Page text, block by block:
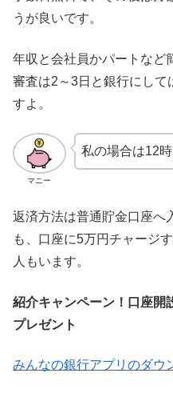
うが良いです。
年収と会社員かパートなど
審査は2～3日と銀行にして
すよ。
マニー
私の場合は12
返済方法は普通貯金口座へ
も、口座に5万円チャージ
人もいます。
紹介キャンペーン！口座開
プレゼント
みんなの銀行アプリのダウ